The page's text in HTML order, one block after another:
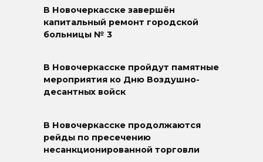
В Новочеркасске завершён
капитальный ремонт городской
больницы № 3
В Новочеркасске пройдут памятные
мероприятия ко Дню Воздушно-
десантных войск
В Новочеркасске продолжаются
рейды по пресечению
несанкционированной торговли